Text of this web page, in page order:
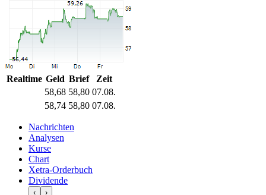
Realtime Geld Brief
Zeit
58,68 58,80 07.08.
58,74 58,80 07.08.
Nachrichten
Analysen
Kurse
Chart
Xetra-Orderbuch
Dividende
‹ ›